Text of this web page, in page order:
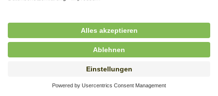
Hauswirtschaftskraft (m/w/d)
in unbefristeter Anstellung, Teilzeit (20 Std./Wo.), SOS-
Kinderdorf Dortmund, Hagen